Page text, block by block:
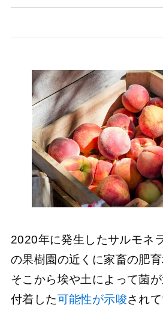
2020年に発生したサルモネ
の果樹園の近くに家畜の肥育
そこから埃や土によって菌
付着した可能性が示唆されて